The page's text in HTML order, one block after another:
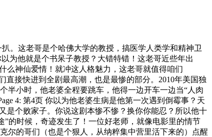
。这老哥是个哈佛大学的教授，搞医学人类学和精神卫
为他就是个书呆子教授？大错特错！这老哥近些年出
么神仙爱情！就冲这人格魅力，这老哥就值得咱们
直接快进到全剧最高潮，也是最惨的部分。2010年美国独
半小时，他老婆全程要跳车，他得一边开车一边当“人肉
4: 第4页 你以为他老婆生病是他第一次遇到倒霉事？天
是个败家子。你说这剧本惨不惨？换你你能忍？所以他十
”的时候，奇迹发生了！一位好老师，就像电影里的情节
尔的哥们（也是个狠人，从纳粹集中营里活下来的）点醒